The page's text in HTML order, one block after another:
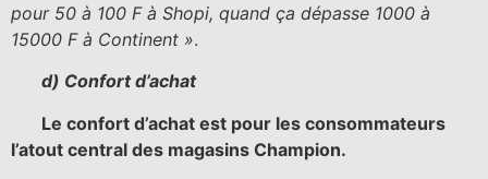
pour 50 à 100 F à Shopi, quand ça dépasse 1000 à
15000 F à Continent ».
d) Confort d’achat
Le confort d’achat est pour les consommateurs
l’atout central des magasins Champion.